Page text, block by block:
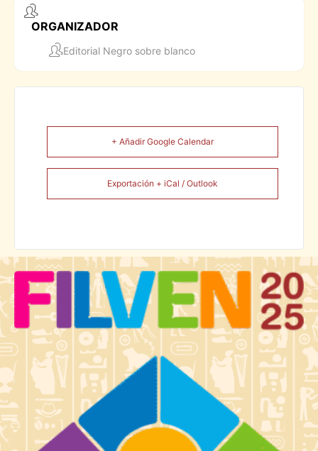
ORGANIZADOR
Editorial Negro sobre blanco
+ Añadir Google Calendar
Exportación + iCal / Outlook